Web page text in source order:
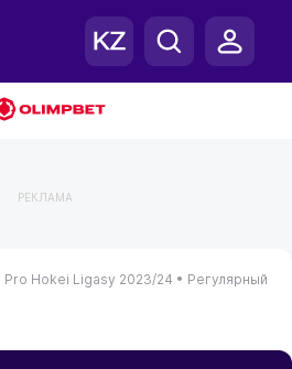
РЕКЛАМА
Pro Hokei Ligasy 2023/24 • Регулярный